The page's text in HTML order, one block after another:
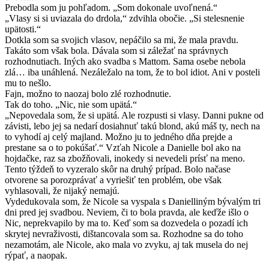
Prebodla som ju pohľadom. „Som dokonale uvoľnená.“
„Vlasy si si uviazala do drdola,“ zdvihla obočie. „Si stelesnenie
upätosti.“
Dotkla som sa svojich vlasov, nepáčilo sa mi, že mala pravdu.
Takáto som však bola. Dávala som si záležať na správnych
rozhodnutiach. Iných ako svadba s Mattom. Sama osebe nebola
zlá… iba unáhlená. Nezáležalo na tom, že to bol idiot. Ani v posteli
mu to nešlo.
Fajn, možno to naozaj bolo zlé rozhodnutie.
Tak do toho. „Nic, nie som upätá.“
„Nepovedala som, že si upätá. Ale rozpusti si vlasy. Danni pukne od
závisti, lebo jej sa nedarí dosiahnuť takú blond, akú máš ty, nech na
to vyhodí aj celý majland. Možno ju to jedného dňa prejde a
prestane sa o to pokúšať.“ Vzťah Nicole a Danielle bol ako na
hojdačke, raz sa zbožňovali, inokedy si nevedeli prísť na meno.
Tento týždeň to vyzeralo skôr na druhý prípad. Bolo načase
otvorene sa porozprávať a vyriešiť ten problém, obe však
vyhlasovali, že nijaký nemajú.
Vydedukovala som, že Nicole sa vyspala s Danielliným bývalým tri
dni pred jej svadbou. Neviem, či to bola pravda, ale keďže išlo o
Nic, neprekvapilo by ma to. Keď som sa dozvedela o pozadí ich
skrytej nevraživosti, dištancovala som sa. Rozhodne sa do toho
nezamotám, ale Nicole, ako mala vo zvyku, aj tak musela do nej
rýpať, a naopak.